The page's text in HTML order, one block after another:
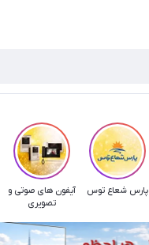
پارس شعاع توس
آیفون های صوتی و
تصویری